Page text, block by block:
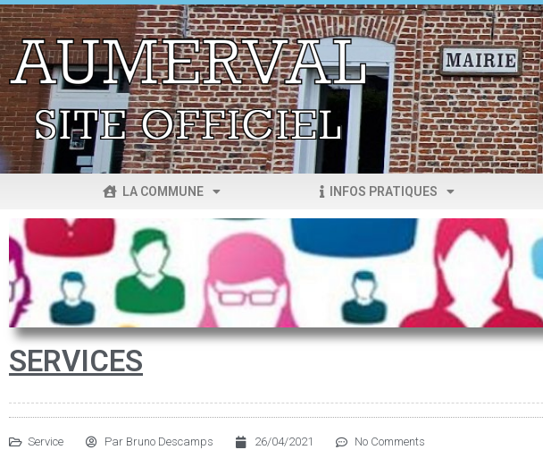
LA COMMUNE INFOS PRATIQUES
SERVICES
Service Par Bruno Descamps 26/04/2021 No Comments